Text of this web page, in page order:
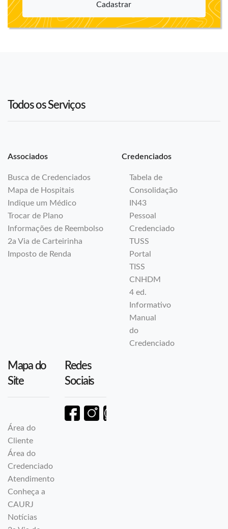
Cadastrar
Todos os Serviços
Associados
Busca de Credenciados
Mapa de Hospitais
Indique um Médico
Trocar de Plano
Informações de Reembolso
2a Via de Carteirinha
Imposto de Renda
Credenciados
Tabela de
Consolidação
IN43
Pessoal
Credenciado
TUSS
Portal
TISS
CNHDM
4 ed.
Informativo
Manual
do
Credenciado
Mapa do
Site
Área do
Cliente
Área do
Credenciado
Atendimento
Conheça a
CAURJ
Notícias
Redes
Sociais